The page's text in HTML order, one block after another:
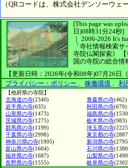
（QRコードは、株式会社デンソーウェ
[This page was
日)08時31分24秒]
｜ 2006-2026 It's
「寺社情報検索サ
寺院仏閣探索》
国の寺院の総合情
【更新日時：2026年(令和08年)07月26日
プライバシー・ポリシー 、 稼働環境 、 利
【他府県の寺院】
北海道の寺(2340) 青森県の寺(462)
岩手県の寺(635) 秋田県の寺(679)
山形県の寺(1473) 福島県の寺
茨城県の寺(1275) 栃木県の寺(983)
群馬県の寺(1199) 埼玉県の寺
千葉県の寺(2998) 東京都の寺
神奈川県の寺(1905) 新潟県の寺
富山県の寺(1604) 石川県の寺
福井県の寺(1687) 山梨県の寺
長野県の寺(1555) 岐阜県の寺